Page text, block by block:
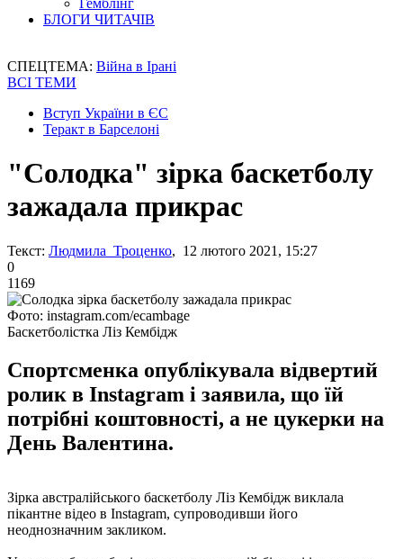
Гемблінг
БЛОГИ ЧИТАЧІВ
СПЕЦТЕМА: Війна в Ірані
ВСІ ТЕМИ
Вступ України в ЄС
Теракт в Барселоні
"Солодка" зірка баскетболу
зажадала прикрас
Текст: Людмила Троценко, 12 лютого 2021, 15:27
0
1169
Фото: instagram.com/ecambage
Баскетболістка Ліз Кембідж
Спортсменка опублікувала відвертий
ролик в Instagram і заявила, що їй
потрібні коштовності, а не цукерки на
День Валентина.
Зірка австралійського баскетболу Ліз Кембідж виклала
пікантне відео в Instagram, супроводивши його
неоднозначним закликом.